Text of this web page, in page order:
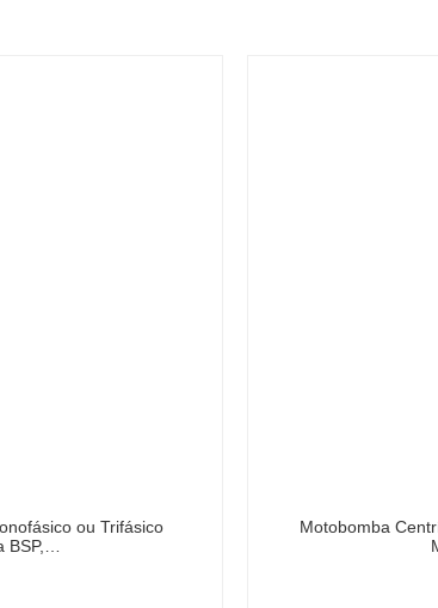
ou Trifásico
Motobomba